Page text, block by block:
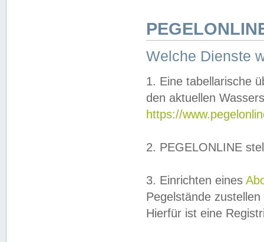
Welche Dienste
1. Eine tabellarische
den aktuellen
https://
2. PEGELONLINE
3. Einrichten eines
Pegelstände
Hierfür ist eine